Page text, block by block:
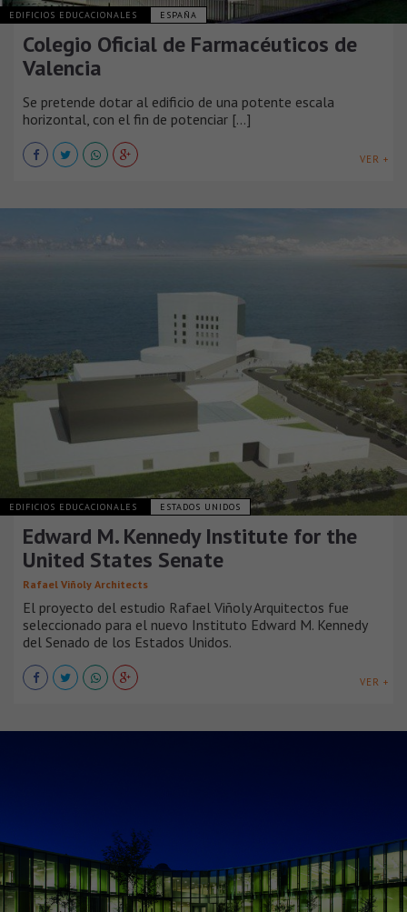
EDIFICIOS EDUCACIONALES ESPAÑA
Colegio Oficial de Farmacéuticos de
Valencia
Se pretende dotar al edificio de una potente escala
horizontal, con el fin de potenciar [...]
VER +
EDIFICIOS EDUCACIONALES ESTADOS UNIDOS
Edward M. Kennedy Institute for the
United States Senate
Rafael Viñoly Architects
El proyecto del estudio Rafael Viñoly Arquitectos fue
seleccionado para el nuevo Instituto Edward M. Kennedy
del Senado de los Estados Unidos.
VER +